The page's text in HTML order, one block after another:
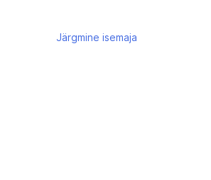
Järgmine isemaja